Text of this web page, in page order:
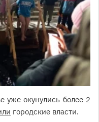
уже окунулись более 2
городские власти.